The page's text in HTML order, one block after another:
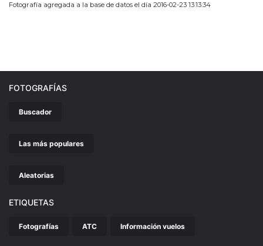
Fotografía agregada a la base de datos el día 2016-02-23 13:13:34
FOTOGRAFÍAS
Buscador
Las más populares
Aleatorias
ETIQUETAS
Fotografías ATC Información vuelos